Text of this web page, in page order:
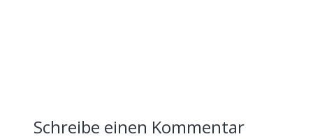
Schreibe einen Kommentar